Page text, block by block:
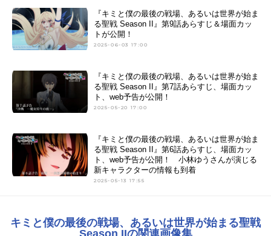
『キミと僕の最後の戦場、あるいは世界が始ま
る聖戦 Season II』第9話あらすじ＆場面カッ
トが公開！
2025-06-03 17:00
『キミと僕の最後の戦場、あるいは世界が始ま
る聖戦 Season II』第7話あらすじ、場面カッ
ト、web予告が公開！
2025-05-20 17:00
『キミと僕の最後の戦場、あるいは世界が始ま
る聖戦 Season II』第6話あらすじ、場面カッ
ト、web予告が公開！ 小林ゆうさんが演じる
新キャラクターの情報も到着
2025-05-13 17:55
キミと僕の最後の戦場、あるいは世界が始まる聖戦